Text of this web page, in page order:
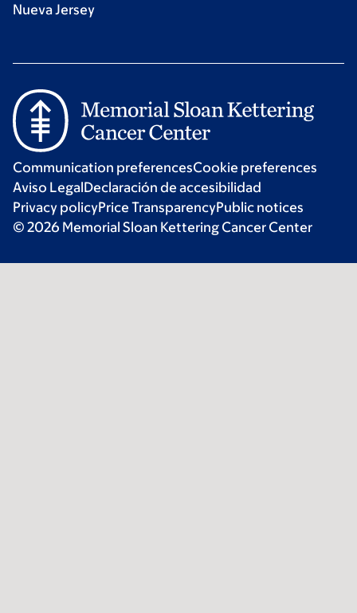
Nueva Jersey
Communication preferencesCookie preferences
Aviso LegalDeclaración de accesibilidad
Privacy policyPrice TransparencyPublic notices
© 2026 Memorial Sloan Kettering Cancer Center